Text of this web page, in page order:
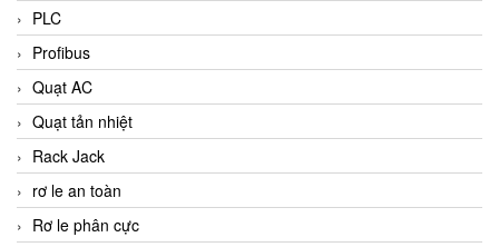
PLC
Profibus
Quạt AC
Quạt tản nhiệt
Rack Jack
rơ le an toàn
Rơ le phân cực